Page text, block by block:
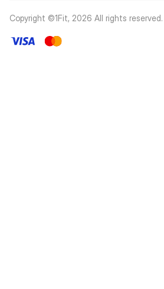
Copyright ©1Fit, 2026 All rights reserved.